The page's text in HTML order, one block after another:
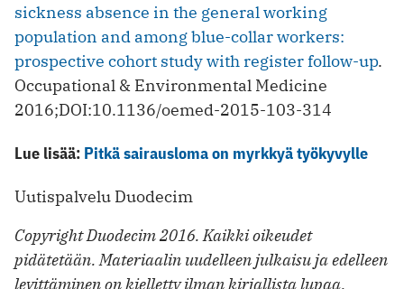
sickness absence in the general working
population and among blue-collar workers:
prospective cohort study with register follow-up.
Occupational & Environmental Medicine
2016;DOI:10.1136/oemed-2015-103-314
Lue lisää: Pitkä sairausloma on myrkkyä työkyvylle
Uutispalvelu Duodecim
Copyright Duodecim 2016. Kaikki oikeudet
pidätetään. Materiaalin uudelleen julkaisu ja edelleen
levittäminen on kielletty ilman kirjallista lupaa.